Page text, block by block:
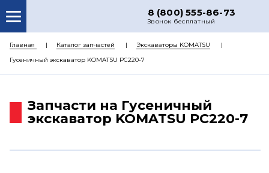
8 (800) 555-86-73
Звонок бесплатный
О НАС
КАТАЛОГ ЗАПЧАСТЕЙ
ДОСТАВКА
Главная Каталог запчастей
Экскаваторы KOMATSU
Гусеничный экскаватор KOMATSU PC220-7
Запчасти на Гусеничный
экскаватор KOMATSU PC220-7